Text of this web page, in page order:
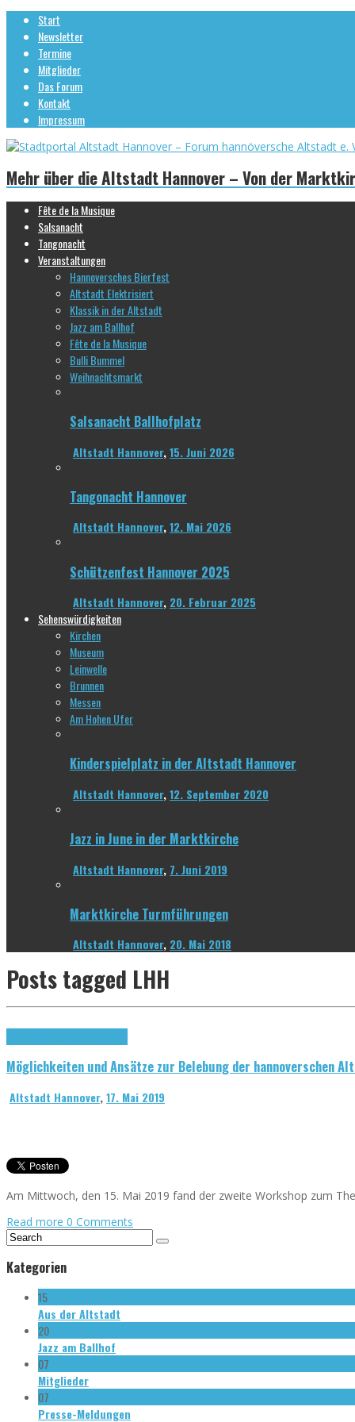
Start
Newsletter
Termine
Mitglieder
Das Forum
Kontakt
Impressum
Mehr über die Altstadt Hannover – Von der
Fête de la Musique
Salsanacht
Tangonacht
Veranstaltungen
Hannoversches Bierfest
Altstadt Elektrisiert
Klassik in der Altstadt
Jazz am Ballhof
Fête de la Musique
Bulli Bummel
Weihnachtsmarkt
Salsanacht Ballhofplatz
Altstadt Hannover,15. Juni 2026
Tangonacht Hannover
Altstadt Hannover,12. Mai 2026
Schützenfest Hannover 2025
Altstadt Hannover, 20. Februar 2025
Sehenswürdigkeiten
Kirchen
Museum
Leinwelle
Brunnen
Messen
Am Hohen Ufer
Kinderspielplatz in der Altstadt Hannover
Altstadt Hannover,12. September 2020
Jazz in June in der Marktkirche
Altstadt Hannover, 7. Juni 2019
Marktkirche Turmführungen
Altstadt Hannover, 20. Mai 2018
Posts tagged LHH
Möglichkeiten und Ansätze zur Belebung der hannoverschen
Altstadt Hannover,17. Mai 2019
Am Mittwoch, den 15. Mai 2019 fand der zweite Workshop zum
Read more 0 Comments
Kategorien
15
Aus der Altstadt
20
Jazz am Ballhof
07
Mitglieder
07
Presse-Meldungen